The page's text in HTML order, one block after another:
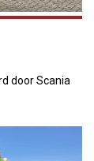
door Scania